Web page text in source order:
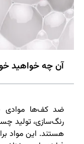
آن چه خواهید
ضد کف‌ها موادی
رنگ‌سازی، تولید
هستند. این مواد